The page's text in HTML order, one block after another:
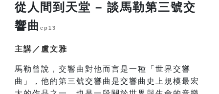
從人間到天堂 – 談馬勒第三號交
響曲 ep13
主講／盧文雅
馬勒曾說，交響曲對他而言是一種「世界交響
曲」，他的第三號交響曲是交響曲史上規模最宏